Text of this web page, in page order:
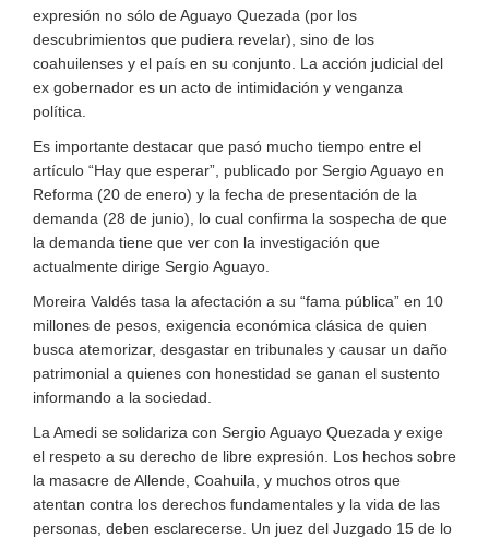
expresión no sólo de Aguayo Quezada (por los
descubrimientos que pudiera revelar), sino de los
coahuilenses y el país en su conjunto. La acción judicial del
ex gobernador es un acto de intimidación y venganza
política.
Es importante destacar que pasó mucho tiempo entre el
artículo “Hay que esperar”, publicado por Sergio Aguayo en
Reforma (20 de enero) y la fecha de presentación de la
demanda (28 de junio), lo cual confirma la sospecha de que
la demanda tiene que ver con la investigación que
actualmente dirige Sergio Aguayo.
Moreira Valdés tasa la afectación a su “fama pública” en 10
millones de pesos, exigencia económica clásica de quien
busca atemorizar, desgastar en tribunales y causar un daño
patrimonial a quienes con honestidad se ganan el sustento
informando a la sociedad.
La Amedi se solidariza con Sergio Aguayo Quezada y exige
el respeto a su derecho de libre expresión. Los hechos sobre
la masacre de Allende, Coahuila, y muchos otros que
atentan contra los derechos fundamentales y la vida de las
personas, deben esclarecerse. Un juez del Juzgado 15 de lo